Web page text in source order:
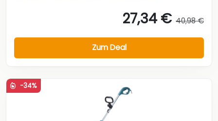
27,34 € 40,98 €
Zum Deal
-34%